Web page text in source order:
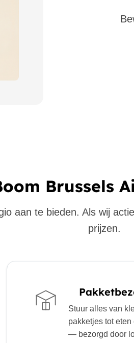
Brussels
aan te bieden. Als wij
prijzen.
Stuur alles van
pakketjes tot
— bezorgd door